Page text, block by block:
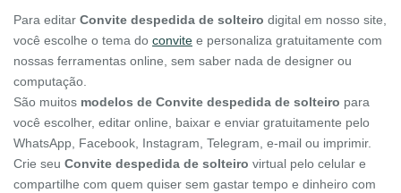
Para editar Convite despedida de solteiro digital em nosso site,
você escolhe o tema do convite e personaliza gratuitamente com
nossas ferramentas online, sem saber nada de designer ou
computação.
São muitos modelos de Convite despedida de solteiro para
você escolher, editar online, baixar e enviar gratuitamente pelo
WhatsApp, Facebook, Instagram, Telegram, e-mail ou imprimir.
Crie seu Convite despedida de solteiro virtual pelo celular e
compartilhe com quem quiser sem gastar tempo e dinheiro com